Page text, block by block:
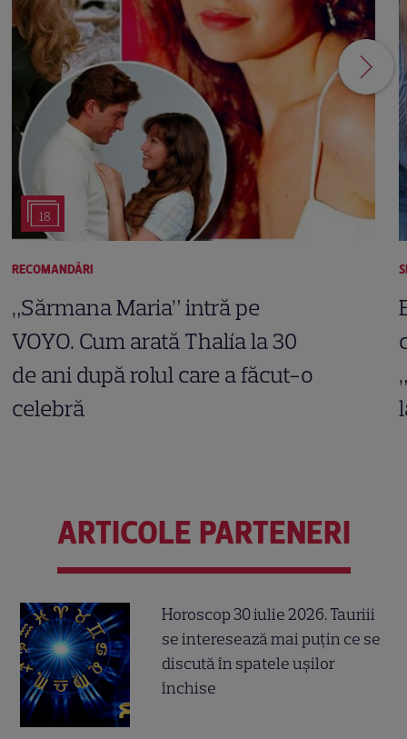
18
RECOMANDĂRI
„Sărmana Maria” intră pe
VOYO. Cum arată Thalía la 30
de ani după rolul care a făcut-o
celebră
ARTICOLE PARTENERI
Horoscop 30 iulie 2026. Tauriii
se interesează mai puțin ce se
discută în spatele ușilor
închise